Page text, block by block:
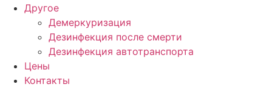
Другое
Демеркуризация
Дезинфекция после смерти
Дезинфекция автотранспорта
Цены
Контакты